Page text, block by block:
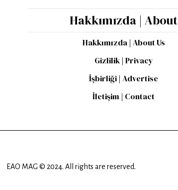
Hakkımızda | About
Hakkımızda | About Us
Gizlilik | Privacy
İşbirliği | Advertise
İletişim | Contact
EAO MAG © 2024. All rights are reserved.